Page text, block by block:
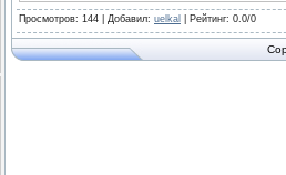
Просмотров: 144 | Добавил: uelkal Рейтинг: 0.0/0